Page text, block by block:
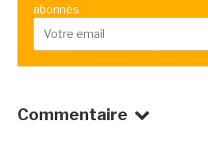
abonnés
Commentaire